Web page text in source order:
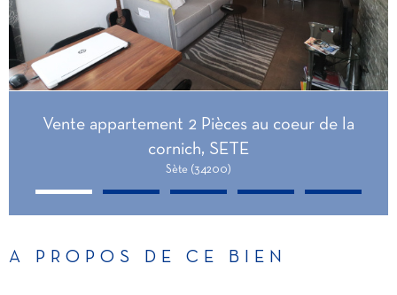
Vente appartement 2 Pièces au coeur de la
cornich, SETE
Sète (34200)
A PROPOS DE CE BIEN